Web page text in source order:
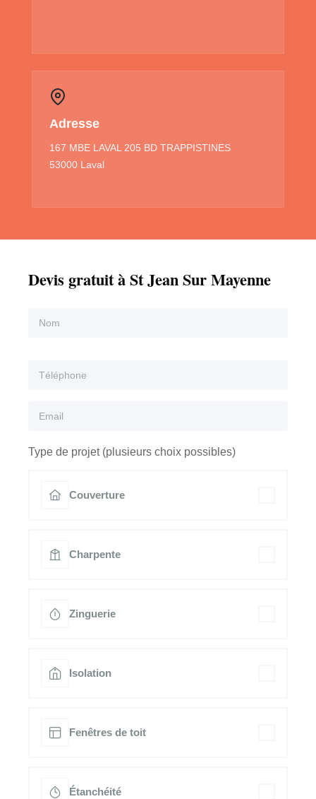
Adresse
167 MBE LAVAL 205 BD TRAPPISTINES
53000 Laval
Devis gratuit à St Jean Sur Mayenne
Type de projet (plusieurs choix possibles)
Couverture
Charpente
Zinguerie
Isolation
Fenêtres de toit
Étanchéité